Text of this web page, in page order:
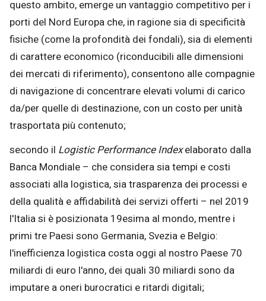
questo ambito, emerge un vantaggio competitivo per i
porti del Nord Europa che, in ragione sia di specificità
fisiche (come la profondità dei fondali), sia di elementi
di carattere economico (riconducibili alle dimensioni
dei mercati di riferimento), consentono alle compagnie
di navigazione di concentrare elevati volumi di carico
da/per quelle di destinazione, con un costo per unità
trasportata più contenuto;
secondo il Logistic Performance Indexelaborato dalla
Banca Mondiale – che considera sia tempi e costi
associati alla logistica, sia trasparenza dei processi e
della qualità e affidabilità dei servizi offerti – nel 2019
l'Italia si è posizionata 19esima al mondo, mentre i
primi tre Paesi sono Germania, Svezia e Belgio:
l'inefficienza logistica costa oggi al nostro Paese 70
miliardi di euro l'anno, dei quali 30 miliardi sono da
imputare a oneri burocratici e ritardi digitali;